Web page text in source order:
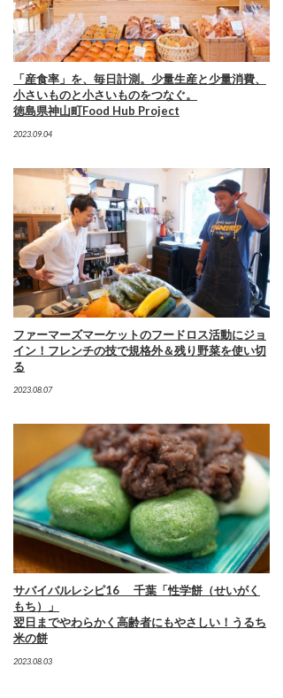
「産食率」を、毎日計測。少量生産と少量消費、
小さいものと小さいものをつなぐ。
徳島県神山町Food Hub Project
2023.09.04
ファーマーズマーケットのフードロス活動にジョ
イン！フレンチの技で規格外＆残り野菜を使い切
る
2023.08.07
サバイバルレシピ16 千葉「性学餅（せいがく
もち）」
翌日までやわらかく高齢者にもやさしい！うるち
米の餅
2023.08.03